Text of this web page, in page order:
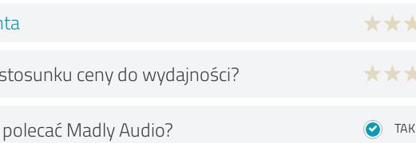
ceny do wydajności?
Madly Audio? TAK